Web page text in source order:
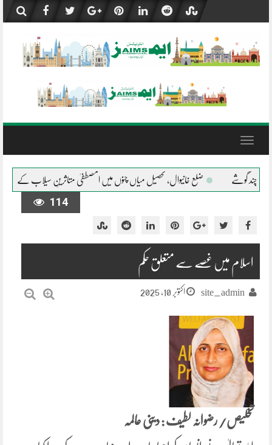
content
Toggle
تحصیل میاں چنوں میں المصطفیٰ متاثرینِ سیلاب کے شانہ بشانہ جلال پور
114
اسلام میں غصے سے متعلق حکم
site_admin اکتوبر 10, 2025
تخلیص/ رضوانہ لطیف : دینی عالمہ